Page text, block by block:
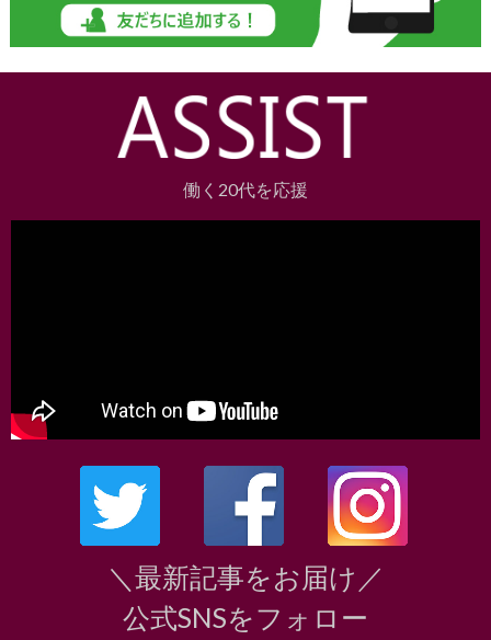
働く20代を応援
＼最新記事をお届け／
公式SNSをフォロー